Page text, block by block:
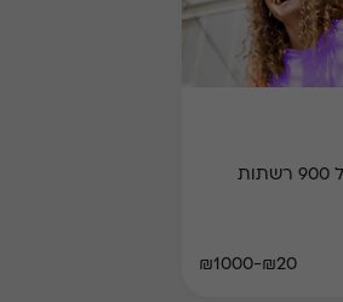
גיפט קארד למעל 900 רשתות
₪20-₪1000